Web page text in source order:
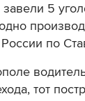
5
по
тот